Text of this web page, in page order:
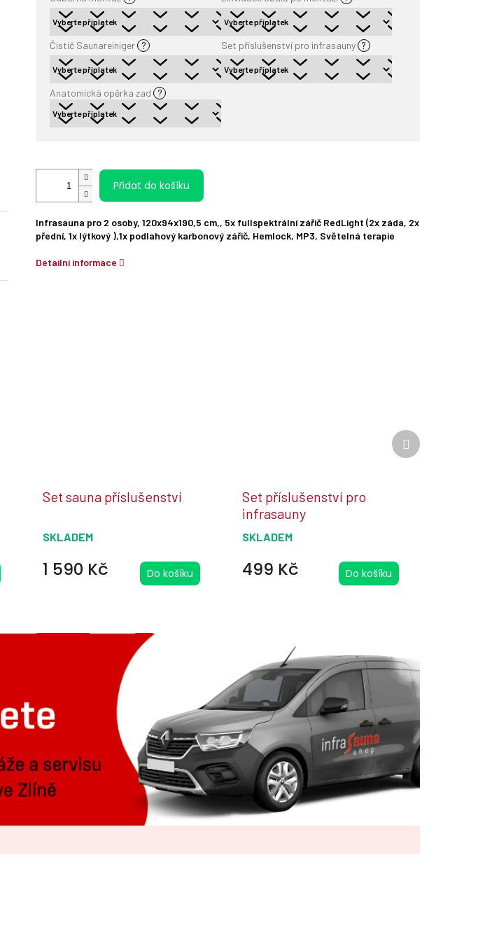
Čistič Saunareiniger ? Set příslušenství pro infrasauny ?
Anatomická opěrka zad ?
Přidat do košíku
Infrasauna pro 2 osoby, 120x94x190,5 cm,, 5x fullspektrální zářič RedLight (2x záda, 2x
přední, 1x lýtkový ),1x podlahový karbonový zářič, Hemlock, MP3, Světelná terapie
Detailní informace
Set sauna příslušenství
SKLADEM
1 590 Kč Do košíku
Set příslušenství pro
infrasauny
SKLADEM
499 Kč Do košíku
Další
produkt